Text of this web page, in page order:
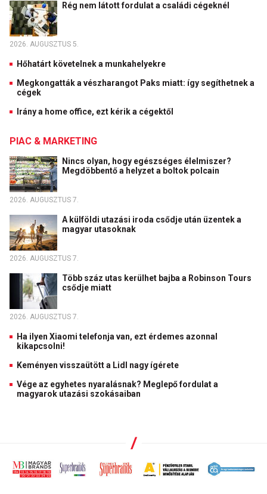
Rég nem látott fordulat a családi cégeknél
2026. AUGUSZTUS 5.
Hőhatárt követelnek a munkahelyekre
Megkongatták a vészharangot Paks miatt: így segíthetnek a
cégek
Irány a home office, ezt kérik a cégektől
PIAC & MARKETING
Nincs olyan, hogy egészséges élelmiszer?
Megdöbbentő a helyzet a boltok polcain
2026. AUGUSZTUS 7.
A külföldi utazási iroda csődje után üzentek a
magyar utasoknak
2026. AUGUSZTUS 7.
Több száz utas kerülhet bajba a Robinson Tours
csődje miatt
2026. AUGUSZTUS 7.
Ha ilyen Xiaomi telefonja van, ezt érdemes azonnal
kikapcsolni!
Keményen visszaütött a Lidl nagy ígérete
Vége az egyhetes nyaralásnak? Meglepő fordulat a
magyarok utazási szokásaiban